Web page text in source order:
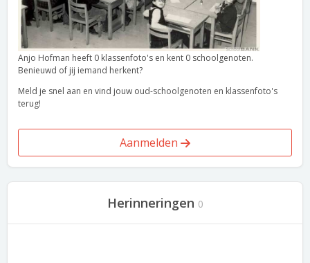
Anjo Hofman heeft 0 klassenfoto's en kent 0 schoolgenoten.
Benieuwd of jij iemand herkent?
Meld je snel aan en vind jouw oud-schoolgenoten en klassenfoto's
terug!
Aanmelden
Herinneringen 0